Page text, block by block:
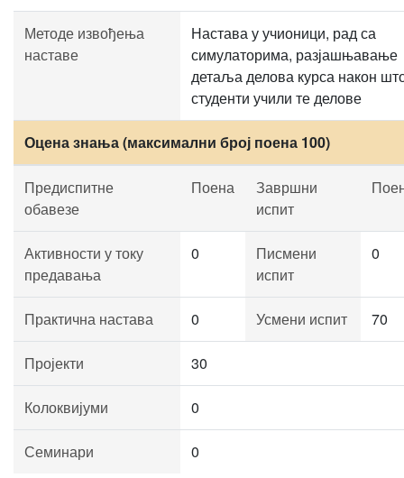
Методе извођења
наставе
Настава у учионици, рад са
симулаторима, разјашњавање
детаља делова курса након
студенти учили те делове
Оцена знања (максимални број поена 100)
Предиспитне
обавезе
Поена
Завршни
испит
Активности у току
предавања
0
Писмени
испит
0
Практична настава 0 Усмени испит 70
Пројекти 30
Колоквијуми 0
Семинари 0